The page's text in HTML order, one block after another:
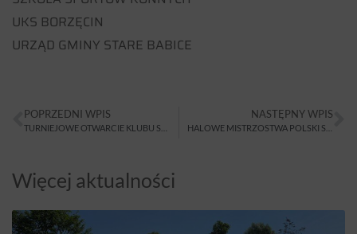
UKS BORZĘCIN
URZĄD GMINY STARE BABICE
POPRZEDNI WPIS NASTĘPNY WPIS
Więcej aktualności